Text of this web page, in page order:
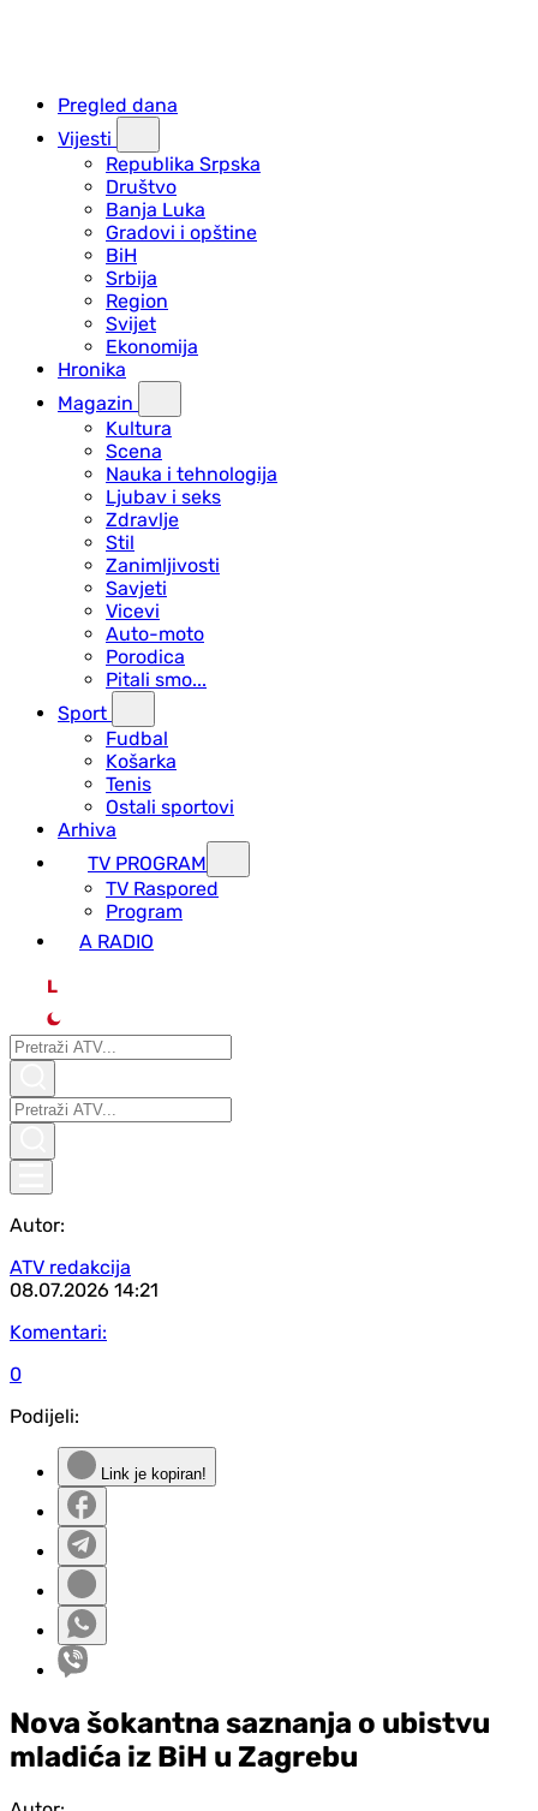
Pregled dana
Vijesti
Republika Srpska
Društvo
Banja Luka
Gradovi i opštine
BiH
Srbija
Region
Svijet
Ekonomija
Hronika
Magazin
Kultura
Scena
Nauka i tehnologija
Ljubav i seks
Zdravlje
Stil
Zanimljivosti
Savjeti
Vicevi
Auto-moto
Porodica
Pitali smo...
Sport
Fudbal
Košarka
Tenis
Ostali sportovi
Arhiva
TV PROGRAM
ТV Raspored
Program
A RADIO
L
Autor:
ATV redakcija
08.07.2026 14:21
Komentari:
0
Podijeli:
Link je kopiran!
Nova šokantna saznanja o ubistvu
mladića iz BiH u Zagrebu